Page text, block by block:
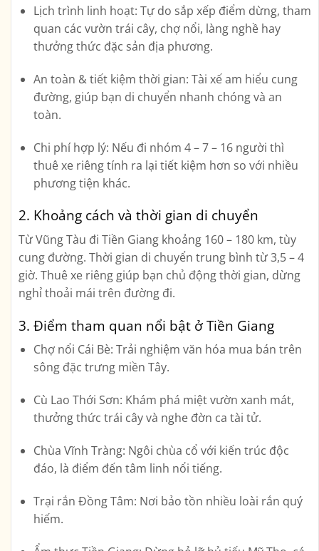
Lịch trình linh hoạt: Tự do sắp xếp điểm dừng, tham
quan các vườn trái cây, chợ nổi, làng nghề hay
thưởng thức đặc sản địa phương.
An toàn & tiết kiệm thời gian: Tài xế am hiểu cung
đường, giúp bạn di chuyển nhanh chóng và an
toàn.
Chi phí hợp lý: Nếu đi nhóm 4 – 7 – 16 người thì
thuê xe riêng tính ra lại tiết kiệm hơn so với nhiều
phương tiện khác.
2. Khoảng cách và thời gian di chuyển
Từ Vũng Tàu đi Tiền Giang khoảng 160 – 180 km, tùy
cung đường. Thời gian di chuyển trung bình từ3,5 – 4
giờ. Thuê xe riêng giúp bạn chủ động thời gian, dừng
nghỉ thoải mái trên đường đi.
3. Điểm tham quan nổi bật ở Tiền Giang
Chợ nổi Cái Bè: Trải nghiệm văn hóa mua bán trên
sông đặc trưng miền Tây.
Cù Lao Thới Sơn: Khám phá miệt vườn xanh mát,
thưởng thức trái cây và nghe đờn ca tài tử.
Chùa Vĩnh Tràng: Ngôi chùa cổ với kiến trúc độc
đáo, là điểm đến tâm linh nổi tiếng.
Trại rắn Đồng Tâm: Nơi bảo tồn nhiều loài rắn quý
hiếm.